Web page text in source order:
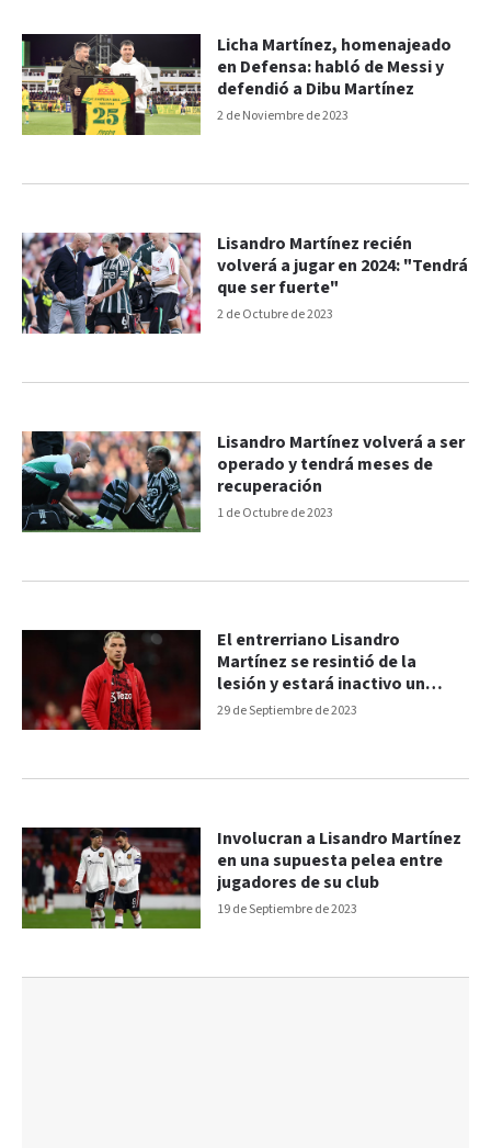
2 de Noviembre de 2023
Licha Martínez, homenajeado
en Defensa: habló de Messi y
defendió a Dibu Martínez
2 de Octubre de 2023
Lisandro Martínez recién
volverá a jugar en 2024: "Tendrá
que ser fuerte"
1 de Octubre de 2023
Lisandro Martínez volverá a ser
operado y tendrá meses de
recuperación
29 de Septiembre de 2023
El entrerriano Lisandro
Martínez se resintió de la
lesión y estará inactivo un
largo tiempo
19 de Septiembre de 2023
Involucran a Lisandro Martínez
en una supuesta pelea entre
jugadores de su club